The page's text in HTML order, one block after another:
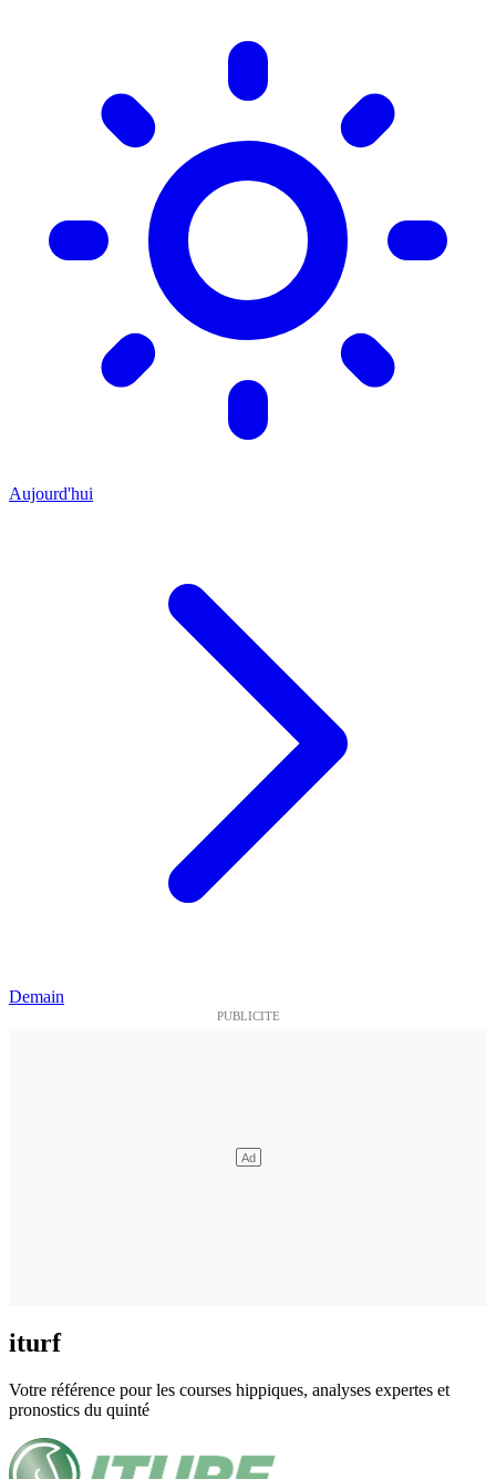
Aujourd'hui
Demain
iturf
Votre référence pour les courses hippiques, analyses expertes et
pronostics du quinté